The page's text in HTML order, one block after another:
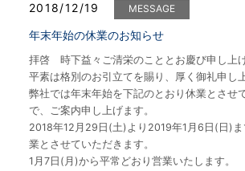
2018/12/19 MESSAGE
年末年始の休業のお知らせ
拝啓 時下益々ご清栄のこととお慶び申し上げ
平素は格別のお引立てを賜り、厚く御礼申し
弊社では年末年始を下記のとおり休業とさせ
で、ご案内申し上げます。
2018年12月29日(土)より2019年1月6日(日)
業とさせていただきます。
1月7日(月)から平常どおり営業いたします。